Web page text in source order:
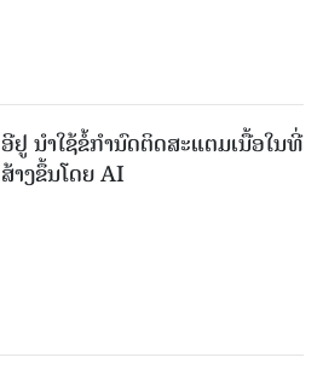
ອີຢູ ນຳໃຊ້ຂໍ້ກຳນົດຕິດສະແຕມເນື້ອໃນທີ່
ສ້າງຂຶ້ນໂດຍ AI